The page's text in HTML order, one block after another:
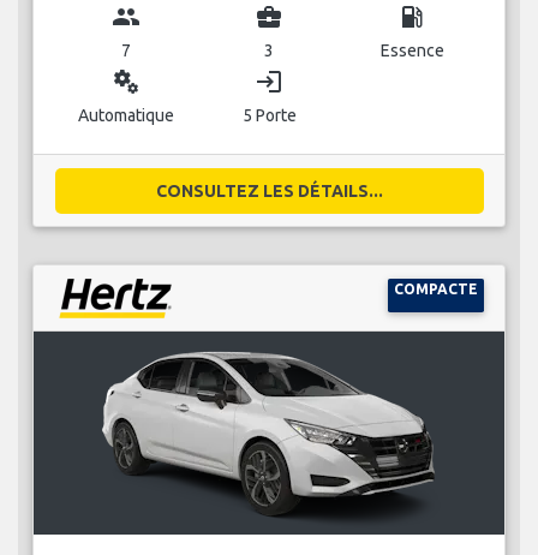
group
7
business_center
3
local_gas_station
Essence
miscellaneous_services
Automatique
login
5 Porte
CONSULTEZ LES DÉTAILS...
COMPACTE